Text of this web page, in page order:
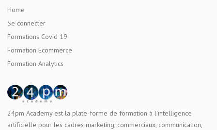
Home
Se connecter
Formations Covid 19
Formation Ecommerce
Formation Analytics
24pm Academy est la plate-forme de formation à l'intelligence
artificielle pour les cadres marketing, commerciaux, communication,